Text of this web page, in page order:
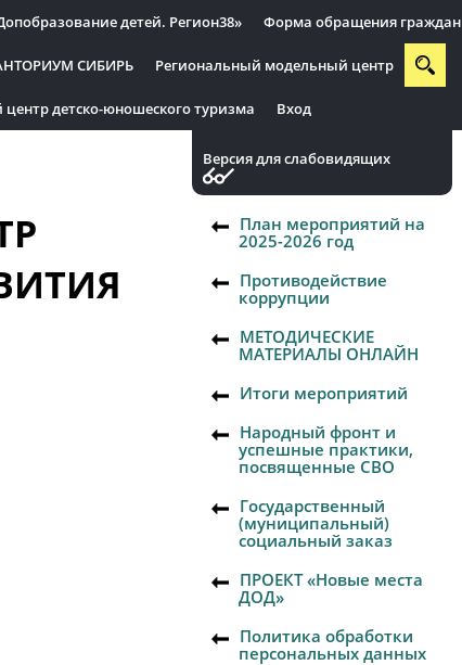
детей. Регион38» Форма обращения граждан
СИБИРЬ Региональный модельный центр
детско-юношеского туризма Вход
Версия для слабовидящих
План мероприятий на
2025-2026 год
Противодействие
коррупции
МЕТОДИЧЕСКИЕ
МАТЕРИАЛЫ ОНЛАЙН
Итоги мероприятий
Народный фронт и
успешные практики,
посвященные СВО
Государственный
(муниципальный)
социальный заказ
ПРОЕКТ «Новые места
ДОД»
Политика обработки
персональных данных